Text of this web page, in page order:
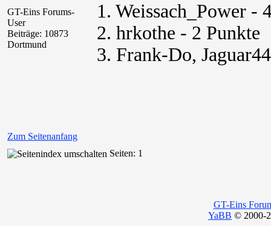
GT-Eins Forums-
User
Beiträge: 10873
Dortmund
1. Weissach_Power -
2. hrkothe - 2 Punkte
3. Frank-Do,
Zum Seitenanfang
Seiten: 1
GT-Eins
YaBB © 2000-